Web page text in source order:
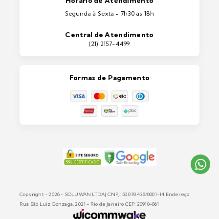
Máquinas e Equipamentos
Lixeiras e Contentores
Segunda à Sexta - 7h30 as 18h
Central de Atendimento
(21) 2157-4499
Formas de Pagamento
Copyright - 2026 - SOLUWAN LTDA| CNPJ: 50.070.438/0001-14 Endereço:
Rua São Luiz Gonzaga, 2021 - Rio de Janeiro CEP: 20910-061